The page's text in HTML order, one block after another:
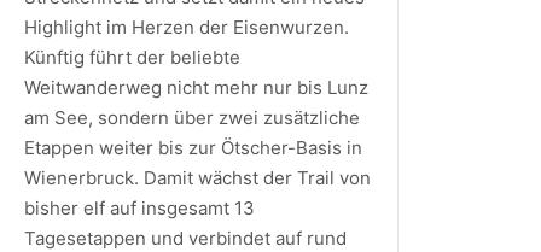
Highlight im Herzen der Eisenwurzen.
Künftig führt der beliebte
Weitwanderweg nicht mehr nur bis Lunz
am See, sondern über zwei zusätzliche
Etappen weiter bis zur Ötscher-Basis in
Wienerbruck. Damit wächst der Trail von
bisher elf auf insgesamt 13
Tagesetappen und verbindet auf rund